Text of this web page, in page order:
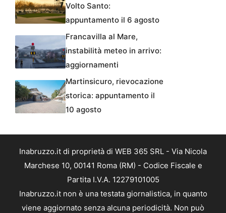
Volto Santo:
appuntamento il 6 agosto
Francavilla al Mare,
instabilità meteo in arrivo:
aggiornamenti
Martinsicuro, rievocazione
storica: appuntamento il
10 agosto
Inabruzzo.it di proprietà di WEB 365 SRL - Via Nicola
Marchese 10, 00141 Roma (RM) - Codice Fiscale e
Partita I.V.A. 12279101005
Inabruzzo.it non è una testata giornalistica, in quanto
viene aggiornato senza alcuna periodicità. Non può